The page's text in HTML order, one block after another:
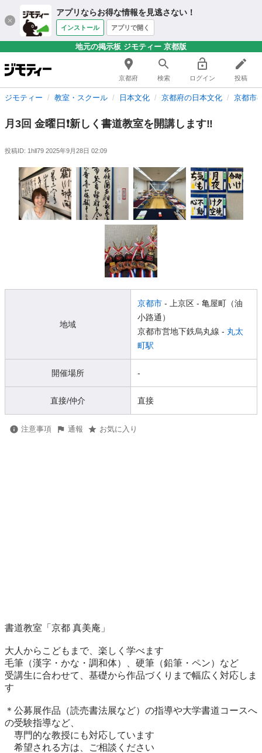
アプリならお得な情報を見逃さない！
インストール アプリで開く
地元の掲示板 ジモティー 京都版
京都府 検索 ログイン 投稿
ジモティー 教室・スクール 日本文化 京都府の日本文化 京都市
月3回 金曜日❗️新しく書道教室を開講します‼️
投稿ID: 1hll79 2025年9月28日 02:09
地域
京都市 - 上京区 - 亀屋町（油
小路通）
京都市営地下鉄烏丸線 - 丸太
町駅
開催場所 -
直接/仲介 直接
注意事項 通報 お気に入り
書道教室「京都 真美庵」
大人からこどもまで、楽しく学べます
毛筆（漢字・かな・調和体）、硬筆（鉛筆・ペン）など
受講生に合わせて、基礎から作品づくりまで幅広く対応しま
す
＊公募展作品（読売書法展など）の指導や大学書道コースへ
の受験指導など、
専門的な教授にも対応しています
希望される方は、ご相談ください